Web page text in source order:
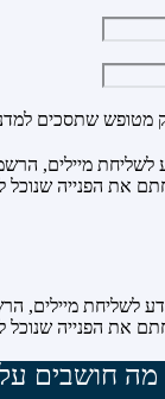
מטופש שתסכים
לשליחת מיילים,
את הפנייה שנוכל
לשליחת מיילים,
את הפנייה שנוכל
מה חושבים